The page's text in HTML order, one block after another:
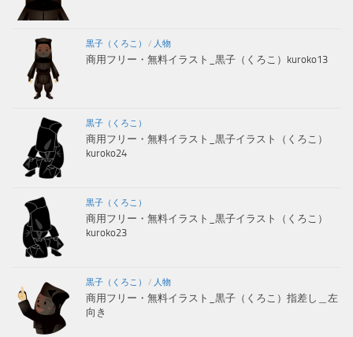
黒子（くろこ） / 人物
商用フリー・無料イラスト_黒子（くろこ）kuroko13
黒子（くろこ）
商用フリー・無料イラスト_黒子イラスト（くろこ）
kuroko24
黒子（くろこ）
商用フリー・無料イラスト_黒子イラスト（くろこ）
kuroko23
黒子（くろこ） / 人物
商用フリー・無料イラスト_黒子（くろこ）指差し＿左
向き